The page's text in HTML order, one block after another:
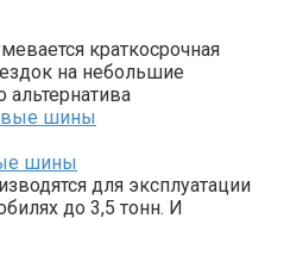
краткосрочная
на небольшие
альтернатива
шины
для эксплуатации
до 3,5 тонн. И